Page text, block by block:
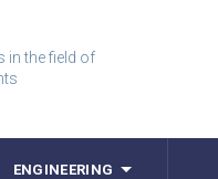
in the field of
ENGINEERING